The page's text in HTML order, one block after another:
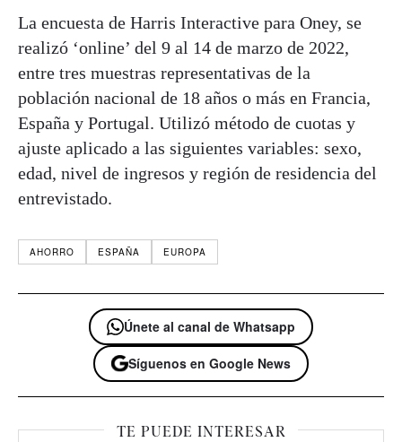
La encuesta de Harris Interactive para Oney, se
realizó ‘online’ del 9 al 14 de marzo de 2022,
entre tres muestras representativas de la
población nacional de 18 años o más en Francia,
España y Portugal. Utilizó método de cuotas y
ajuste aplicado a las siguientes variables: sexo,
edad, nivel de ingresos y región de residencia del
entrevistado.
AHORRO ESPAÑA EUROPA
Únete al canal de Whatsapp
Síguenos en Google News
TE PUEDE INTERESAR